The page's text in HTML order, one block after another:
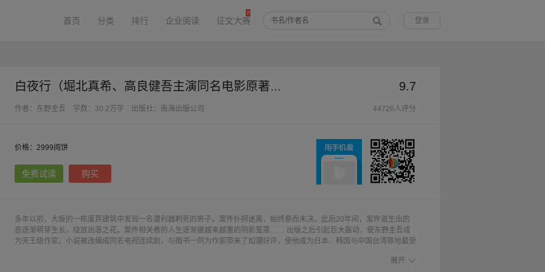
首页 分类 排行 企业阅读 征文大赛 登录
白夜行（堀北真希、高良健吾主演同名电影原著） 9.7
作者：东野圭吾 字数：30.2万字 出版社：南海出版公司 44726人评分
价格：2999阅饼
免费试读 购买
多年以前，大阪的一栋废弃建筑中发现一名遭利器刺死的男子。案件扑朔迷离，始终悬而未决。此后20年间，案件滋生出的
恶逐渐萌芽生长，绽放出恶之花。案件相关者的人生逐渐被越来越重的阴影笼罩…… 出版之后引起巨大轰动，使东野圭吾成
为天王级作家。小说被改编成同名电视连续剧，与图书一同为作家带来了如潮好评，使他成为日本、韩国与中国台湾等地最受
乱、压抑、悲凉的事件片段如纪录片一样一一还原，最后一丝温情也被完全抛弃，万千读者在一曲救赎罪恶的爱情之中悲切动
展开